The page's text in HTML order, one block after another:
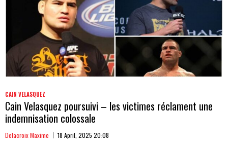
CAIN VELASQUEZ
Cain Velasquez poursuivi – les victimes réclament une
indemnisation colossale
Delacroix Maxime 18 April, 2025 20:08